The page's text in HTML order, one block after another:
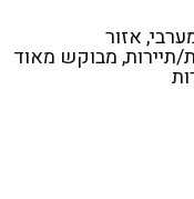
אזור
תיירות, מבוקש מאוד